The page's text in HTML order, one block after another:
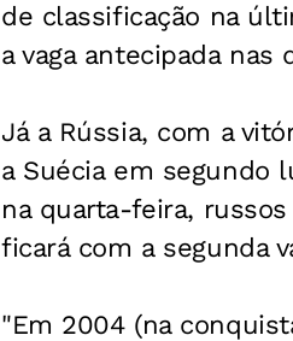
de classificação na
a vaga antecipada
Já a Rússia, com a
a Suécia em segundo
na quarta-feira,
ficará com a segunda
"Em 2004 (na